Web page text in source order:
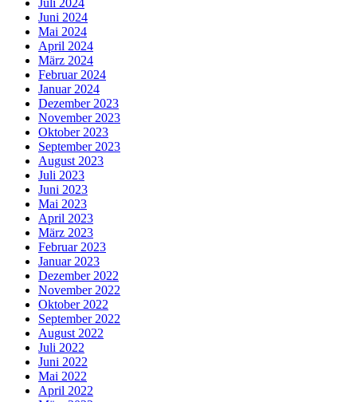
Juli 2024
Juni 2024
Mai 2024
April 2024
März 2024
Februar 2024
Januar 2024
Dezember 2023
November 2023
Oktober 2023
September 2023
August 2023
Juli 2023
Juni 2023
Mai 2023
April 2023
März 2023
Februar 2023
Januar 2023
Dezember 2022
November 2022
Oktober 2022
September 2022
August 2022
Juli 2022
Juni 2022
Mai 2022
April 2022